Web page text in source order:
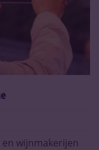
en wijnmakerijen